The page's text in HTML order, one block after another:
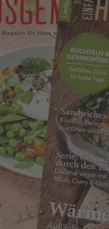
Heftabo
Abo für
Bestsellern
und